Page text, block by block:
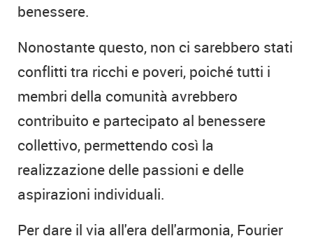
benessere.
Nonostante questo, non ci sarebbero stati
conflitti tra ricchi e poveri, poiché tutti i
membri della comunità avrebbero
contribuito e partecipato al benessere
collettivo, permettendo così la
realizzazione delle passioni e delle
aspirazioni individuali.
Per dare il via all'era dell'armonia, Fourier